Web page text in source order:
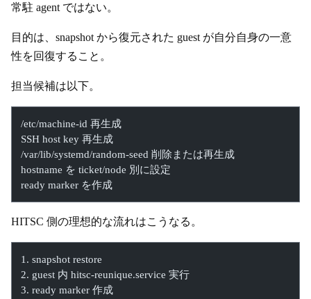
常駐 agent ではない。
目的は、snapshot から復元された guest が自分自身の一意
性を回復すること。
担当候補は以下。
/etc/machine-id 再生成
SSH host key 再生成
/var/lib/systemd/random-seed 削除または再生成
hostname を ticket/node 別に設定
ready marker を作成
HITSC 側の理想的な流れはこうなる。
1. snapshot restore
2. guest 内 hitsc-reunique.service 実行
3. ready marker 作成